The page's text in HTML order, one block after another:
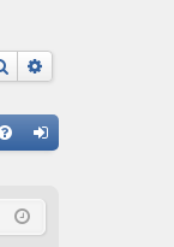
Ara
ş